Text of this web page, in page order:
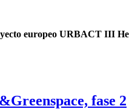
europeo URBACT III
fase 2